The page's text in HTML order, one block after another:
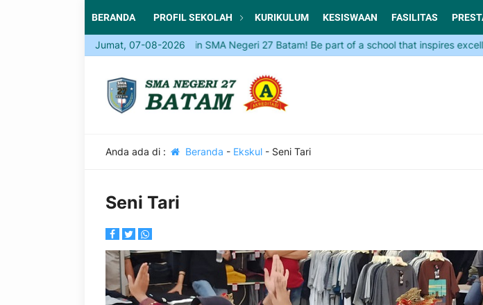
BERANDA PROFIL SEKOLAH KURIKULUM KESISWAAN FASILITAS
Jumat, 07-08-2026
Come and Join SMA Negeri 27 Batam! Be part of a school that inspires
Anda ada di : Beranda - Ekskul- Seni Tari
Seni Tari